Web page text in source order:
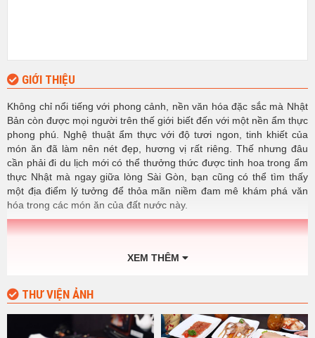
GIỚI THIỆU
Không chỉ nổi tiếng với phong cảnh, nền văn hóa đặc sắc mà Nhật
Bản còn được mọi người trên thế giới biết đến với một nền ẩm thực
phong phú. Nghệ thuật ẩm thực với độ tươi ngon, tinh khiết của
món ăn đã làm nên nét đẹp, hương vị rất riêng. Thế nhưng đâu
cần phải đi du lịch mới có thể thưởng thức được tinh hoa trong ẩm
thực Nhật mà ngay giữa lòng Sài Gòn, bạn cũng có thể tìm thấy
một địa điểm lý tưởng để thỏa mãn niềm đam mê khám phá văn
hóa trong các món ăn của đất nước này.
XEM THÊM
THƯ VIỆN ẢNH